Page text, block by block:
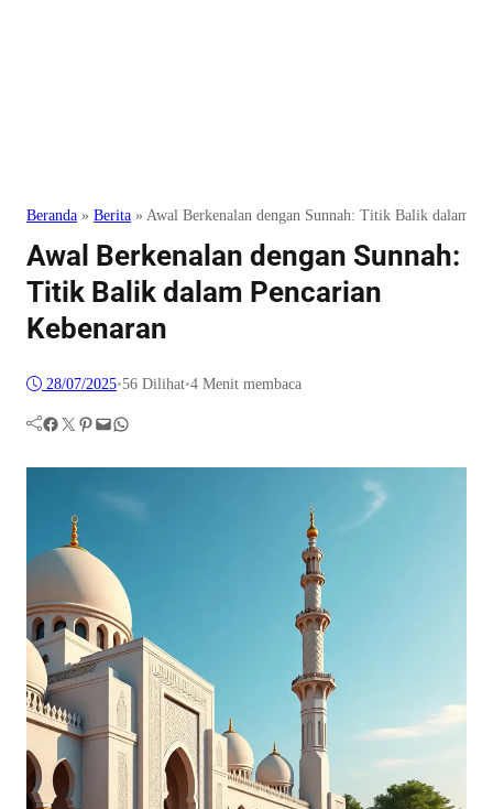
Beranda » Berita » Awal Berkenalan dengan Sunnah: Titik Balik dalam
Awal Berkenalan dengan Sunnah:
Titik Balik dalam Pencarian
Kebenaran
28/07/2025•56 Dilihat•4 Menit membaca
Facebook Twitter Pinterest Mail WhatsApp